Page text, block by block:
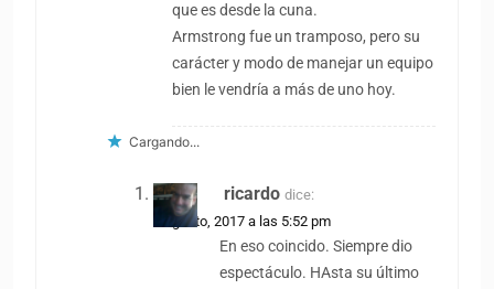
que es desde la cuna.
Armstrong fue un tramposo, pero su
carácter y modo de manejar un equipo
bien le vendría a más de uno hoy.
Cargando...
ricardo dice:
8 agosto, 2017 a las 5:52 pm
En eso coincido. Siempre dio
espectáculo. HAsta su último